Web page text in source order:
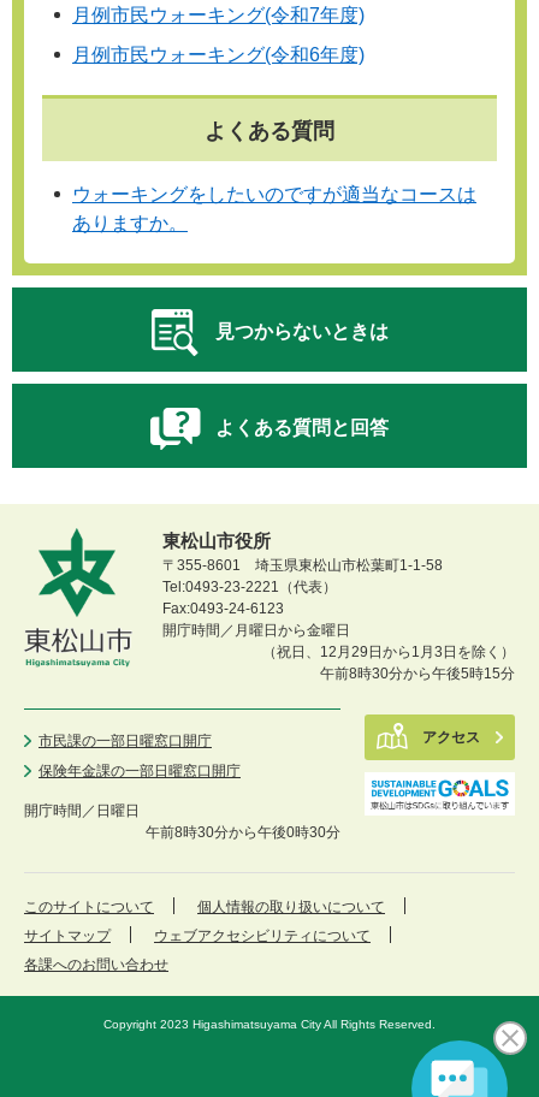
月例市民ウォーキング(令和7年度)
月例市民ウォーキング(令和6年度)
よくある質問
ウォーキングをしたいのですが適当なコースは
ありますか。
見つからないときは
よくある質問と回答
東松山市役所
〒355-8601 埼玉県東松山市松葉町1-1-58
Tel:0493-23-2221（代表）
Fax:0493-24-6123
開庁時間／月曜日から金曜日
（祝日、12月29日から1月3日を除く）
午前8時30分から午後5時15分
市民課の一部日曜窓口開庁
保険年金課の一部日曜窓口開庁
開庁時間／ 日曜日
午前8時30分から午後0時30分
アクセス
このサイトについて
個人情報の取り扱いについて
サイトマップ
ウェブアクセシビリティについて
各課へのお問い合わせ
Copyright 2023 Higashimatsuyama City All Rights Reserved.